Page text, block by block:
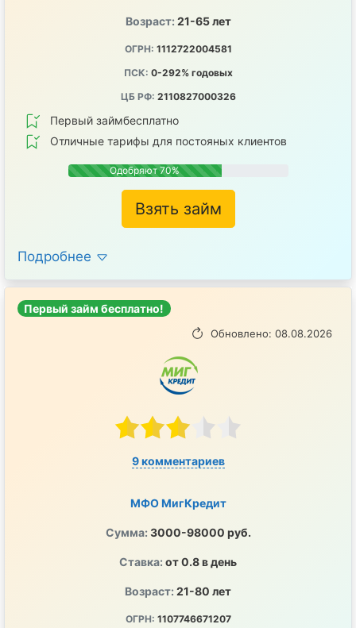
Возраст: 21-65 лет
ОГРН: 1112722004581
ПСК: 0-292% годовых
ЦБ РФ: 2110827000326
Первый займбесплатно
Отличные тарифы для постояных клиентов
Одобряют 70%
Взять займ
Подробнее
Первый займ бесплатно!
Обновлено: 08.08.2026
9 комментариев
МФО МигКредит
Сумма: 3000-98000 руб.
Ставка: от 0.8 в день
Возраст: 21-80 лет
ОГРН: 1107746671207